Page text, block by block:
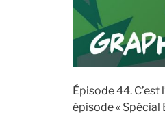
Épisode 44.
épisode « Spécial